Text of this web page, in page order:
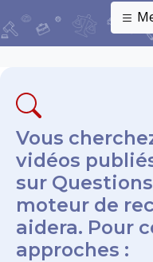
Vous
vidéos
sur
moteur de
aidera. Pour
approches :